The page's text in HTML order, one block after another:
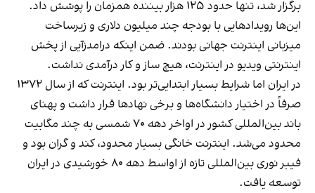
برگزار شد، تنها حدود ۱۲۵ هزار بیننده همزمان را پوشش داد.
این‌ها رویدادهایی با بودجه چند میلیون دلاری و زیرساخت
میزبانی اینترنت جهانی بودند. ضمن اینکه درامدزآیی از پخش
اینترنتی ویدیو در اینترنت، هیچ ساز و کار درآمدی نداشت.
در ایران اما شرایط بسیار ابتدایی‌تر بود. اینترنت که از سال ۱۳۷۲
صرفاً در اختیار دانشگاه‌ها و برخی نهادها قرار داشت و پهنای
باند بین‌المللی کشور در اواخر دهه ۷۰ شمسی به چند مگابیت
محدود می‌شد. اینترنت خانگی بسیار محدود، کند و گران بود و
فیبر نوری بین‌المللی تازه از اواسط دهه ۸۰ خورشیدی در ایران
توسعه یافت.